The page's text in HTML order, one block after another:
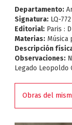
Departamento:
Signatura: LQ-772
Editorial: Paris :
Materias: Música
Descripción
Observaciones:
Legado Leopoldo
Obras del